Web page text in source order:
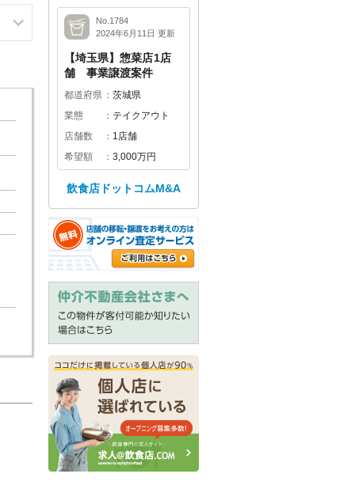
No.1784
2024年6月11日 更新
【埼玉県】惣菜店1店
舗 事業譲渡案件
都道府県
茨城県
業態
テイクアウト
店舗数
1店舗
希望額
3,000万円
飲食店ドットコムM&A